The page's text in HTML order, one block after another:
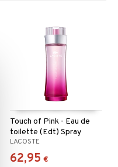
Touch of Pink - Eau de
toilette (Edt) Spray
LACOSTE
62,95 €